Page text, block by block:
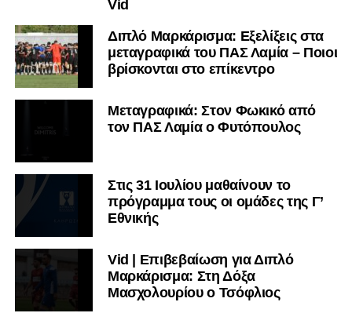
Vid
Διπλό Μαρκάρισμα: Εξελίξεις στα
μεταγραφικά του ΠΑΣ Λαμία – Ποιοι
βρίσκονται στο επίκεντρο
Μεταγραφικά: Στον Φωκικό από
τον ΠΑΣ Λαμία ο Φυτόπουλος
Στις 31 Ιουλίου μαθαίνουν το
πρόγραμμα τους οι ομάδες της Γ’
Εθνικής
Vid | Επιβεβαίωση για Διπλό
Μαρκάρισμα: Στη Δόξα
Μασχολουρίου ο Τσόφλιος